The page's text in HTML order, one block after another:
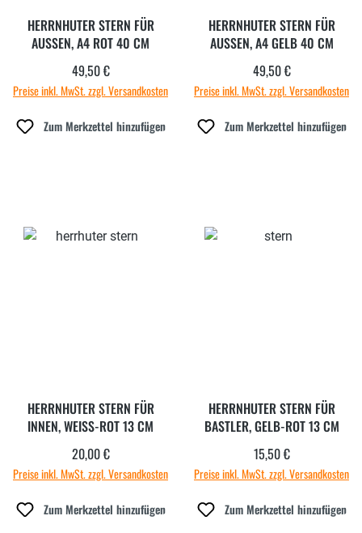
HERRNHUTER STERN FÜR
AUSSEN, A4 ROT 40 CM
Regulärer Preis:
49,50 €
Preise inkl. MwSt. zzgl. Versandkosten
Zum Merkzettel hinzufügen
HERRNHUTER STERN FÜR
AUSSEN, A4 GELB 40 CM
Regulärer Preis:
49,50 €
Preise inkl. MwSt. zzgl. Versandkosten
Zum Merkzettel hinzufügen
HERRNHUTER STERN FÜR
INNEN, WEISS-ROT 13 CM
Regulärer Preis:
20,00 €
Preise inkl. MwSt. zzgl. Versandkosten
Zum Merkzettel hinzufügen
HERRNHUTER STERN FÜR
BASTLER, GELB-ROT 13 CM
Regulärer Preis:
15,50 €
Preise inkl. MwSt. zzgl. Versandkosten
Zum Merkzettel hinzufügen